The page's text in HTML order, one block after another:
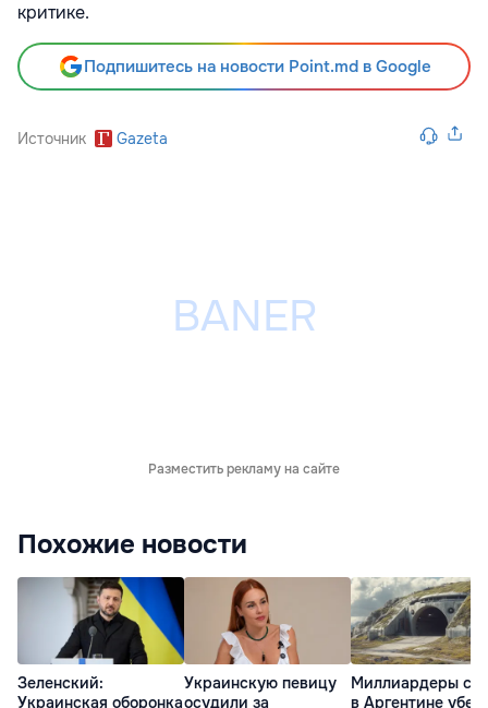
критике.
Подпишитесь на новости Point.md в Google
Источник Gazeta
Разместить рекламу на сайте
Похожие новости
Зеленский:
Украинская оборонка
Украинскую певицу
осудили за
Миллиардеры
в Аргентине